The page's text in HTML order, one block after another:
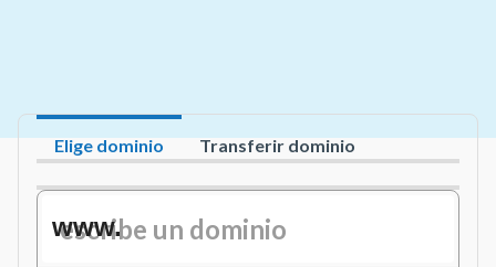
Elige dominio Transferir dominio
www.